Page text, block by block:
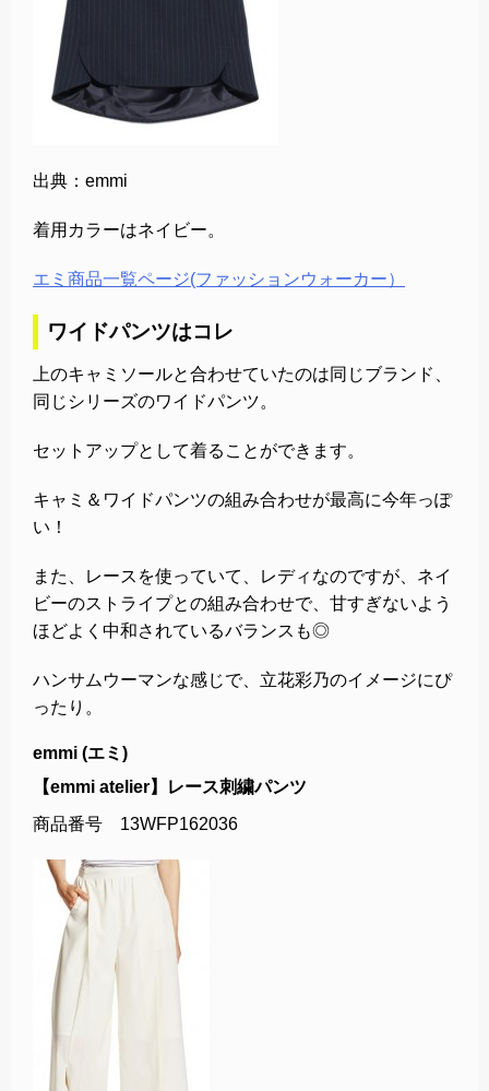
出典：emmi
着用カラーはネイビー。
エミ商品一覧ページ(ファッションウォーカー）
ワイドパンツはコレ
上のキャミソールと合わせていたのは同じブランド、
同じシリーズのワイドパンツ。
セットアップとして着ることができます。
キャミ＆ワイドパンツの組み合わせが最高に今年っぽ
い！
また、レースを使っていて、レディなのですが、ネイ
ビーのストライプとの組み合わせで、甘すぎないよう
ほどよく中和されているバランスも◎
ハンサムウーマンな感じで、立花彩乃のイメージにぴ
ったり。
emmi (エミ)
【emmi atelier】レース刺繍パンツ
商品番号 13WFP162036